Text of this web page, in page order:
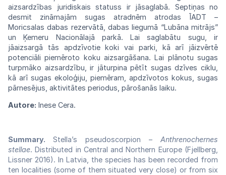
aizsardzības juridiskais statuss ir jāsaglabā. Septiņas no
desmit zināmajām sugas atradnēm atrodas ĪADT –
Moricsalasdabas rezervātā, dabas liegumā “Lubānamitrājs”
un Ķemeru Nacionālajā parkā. Laisaglabātu sugu,
ir
jāaizsargā
tās apdzīvotie koki vai parki, kā arī jāizvērtē
potenciāli piemēroto kokuaizsargāšana. Lai plānotu sugas
turpmāko aizsardzību, ir jāturpina pētīt sugasdzīvesciklu,
kā arī sugas ekoloģiju, piemēram, apdzīvotos kokus, sugas
pārnesējus, aktivitātes periodus, pārošanās laiku.
Autore: Inese Cera.
Summary. Stella’s pseudoscorpion – Anthrenochernes
stellae. Distributed in Central and Northern Europe (Fjellberg,
Lissner 2016). In Latvia, the species has been recorded from
ten localities (some of them situated very close) or from six